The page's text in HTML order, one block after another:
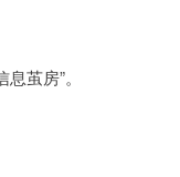
茧房”。